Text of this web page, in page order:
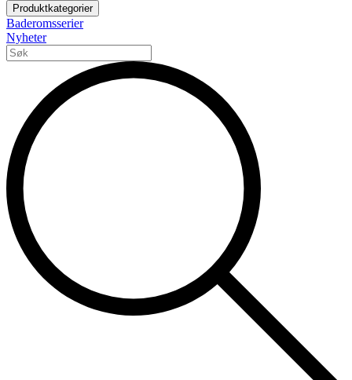
Produktkategorier
Baderomsserier
Nyheter